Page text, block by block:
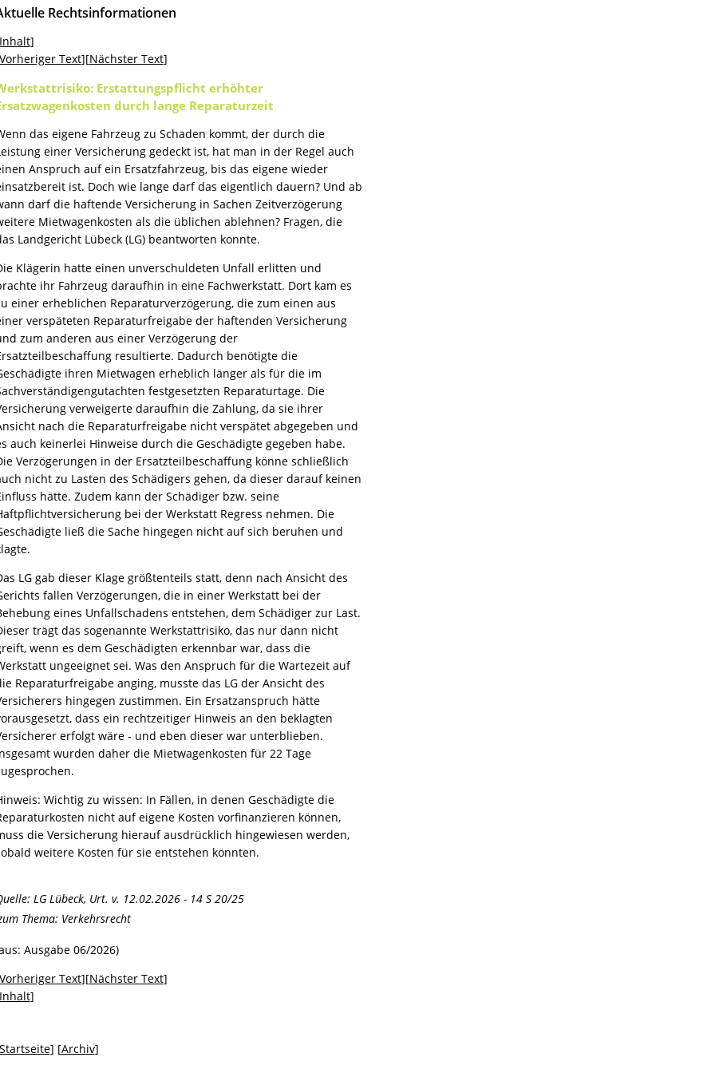
Rechtsinformationen
]
Text][Nächster Text]
Erstattungspflicht erhöhter
durch lange Reparaturzeit
das eigene Fahrzeug zu Schaden kommt, der durch die
einer Versicherung gedeckt ist, hat man in der Regel auch
Anspruch auf ein Ersatzfahrzeug, bis das eigene wieder
ist. Doch wie lange darf das eigentlich dauern? Und ab
darf die haftende Versicherung in Sachen Zeitverzögerung
Mietwagenkosten als die üblichen ablehnen? Fragen, die
Landgericht Lübeck (LG) beantworten konnte.
Klägerin hatte einen unverschuldeten Unfall erlitten und
ihr Fahrzeug daraufhin in eine Fachwerkstatt. Dort kam es
einer erheblichen Reparaturverzögerung, die zum einen aus
verspäteten Reparaturfreigabe der haftenden Versicherung
zum anderen aus einer Verzögerung der
resultierte. Dadurch benötigte die
ihren Mietwagen erheblich länger als für die im
festgesetzten Reparaturtage. Die
verweigerte daraufhin die Zahlung, da sie ihrer
nach die Reparaturfreigabe nicht verspätet abgegeben und
auch keinerlei Hinweise durch die Geschädigte gegeben habe.
Verzögerungen in der Ersatzteilbeschaffung könne schließlich
nicht zu Lasten des Schädigers gehen, da dieser darauf keinen
hätte. Zudem kann der Schädiger bzw. seine
bei der Werkstatt Regress nehmen. Die
ließ die Sache hingegen nicht auf sich beruhen und
LG gab dieser Klage größtenteils statt, denn nach Ansicht des
fallen Verzögerungen, die in einer Werkstatt bei der
eines Unfallschadens entstehen, dem Schädiger zur Last.
trägt das sogenannte Werkstattrisiko, das nur dann nicht
wenn es dem Geschädigten erkennbar war, dass die
ungeeignet sei. Was den Anspruch für die Wartezeit auf
Reparaturfreigabe anging, musste das LG der Ansicht des
hingegen zustimmen. Ein Ersatzanspruch hätte
dass ein rechtzeitiger Hinweis an den beklagten
erfolgt wäre - und eben dieser war unterblieben.
wurden daher die Mietwagenkosten für 22 Tage
Wichtig zu wissen: In Fällen, in denen Geschädigte die
nicht auf eigene Kosten vorfinanzieren können,
die Versicherung hierauf ausdrücklich hingewiesen werden,
weitere Kosten für sie entstehen könnten.
LG Lübeck, Urt. v. 12.02.2026 - 14 S 20/25
Thema: Verkehrsrecht
Ausgabe 06/2026)
Text][Nächster Text]
]
] [Archiv]